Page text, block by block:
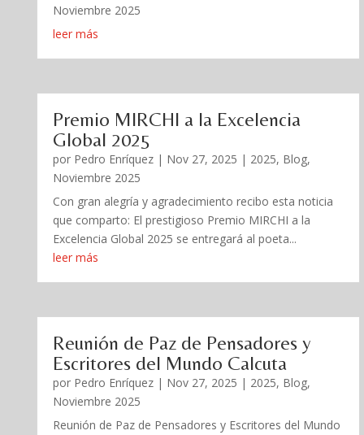
Noviembre 2025
leer más
Premio MIRCHI a la Excelencia
Global 2025
por Pedro Enríquez| Nov 27, 2025 | 2025, Blog,
Noviembre 2025
Con gran alegría y agradecimiento recibo esta noticia
que comparto: El prestigioso Premio MIRCHI a la
Excelencia Global 2025 se entregará al poeta...
leer más
Reunión de Paz de Pensadores y
Escritores del Mundo Calcuta
por Pedro Enríquez| Nov 27, 2025 | 2025, Blog,
Noviembre 2025
Reunión de Paz de Pensadores y Escritores del Mundo